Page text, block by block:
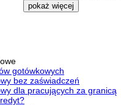
pokaż więcej
gotówkowych
bez zaświadczeń
dla pracujących za granicą